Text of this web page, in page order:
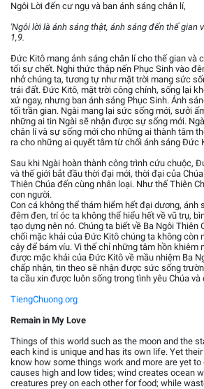
Ngôi Lời đến cư ngụ và ban ánh sáng chân lí,
'Ngôi lời là ánh sáng thật, ánh sáng đến thế gian
1,9.
Đức Kitô mang ánh sáng chân lí cho thế gian và
tối sự chết. Nghi thức thắp nến Phục Sinh vào
nhở chúng ta, tương tự như mặt trời mang sức
trái đất. Đức Kitô, mặt trời công chính, sống lại
xử ngay, nhưng ban ánh sáng Phục Sinh. Ánh
tối trần gian. Ngài mang lại sức sống mới, sưởi
những ai tin Ngài sẽ nhận được sự sống mới.
chân lí và sự sống mới cho những ai thành tâm
ra cho những ai quyết tâm từ chối ánh sáng Đức
Sau khi Ngài hoàn thành công trình cứu chuộc,
và thế giới bắt đầu thời đại mới, thời đại của
Thiên Chúa đến cùng nhân loại. Như thế Thiên
con người.
Con cá không thể thám hiểm hết đại dương, ánh
đêm đen, trí óc ta không thể hiểu hết về vũ trụ,
tạo dựng nên nó. Chúng ta biết về Ba Ngôi Thiên
chối mặc khải của Đức Kitô chúng ta không còn
cậy để bám víu. Vì thế chỉ những tâm hồn khiêm
được mặc khải của Đức Kitô về mầu nhiệm Ba
chấp nhận, tin theo sẽ nhận được sức sống
ta cầu xin được luôn sống trong tình yêu Chúa và
TiengChuong.org
Remain in My Love
Things of this world such as the moon and the
each kind is unique and has its own life. Yet
know how some things work and more are yet to
causes high and low tides; wind creates ocean
creatures prey on each other for food; while